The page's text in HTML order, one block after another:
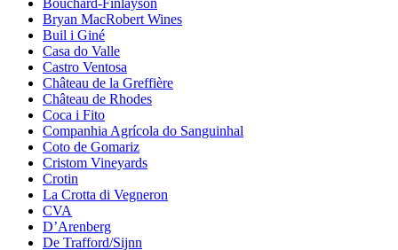
Bouchard-Finlayson
Bryan MacRobert Wines
Buil i Giné
Casa do Valle
Castro Ventosa
Château de la Greffière
Château de Rhodes
Coca i Fito
Companhia Agrícola do Sanguinhal
Coto de Gomariz
Cristom Vineyards
Crotin
La Crotta di Vegneron
CVA
D’Arenberg
De Trafford/Sijnn